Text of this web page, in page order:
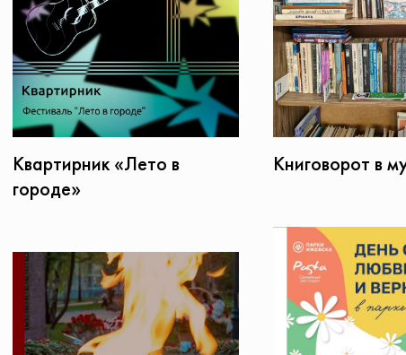
Квартирник «Лето в
городе»
Книговорот в